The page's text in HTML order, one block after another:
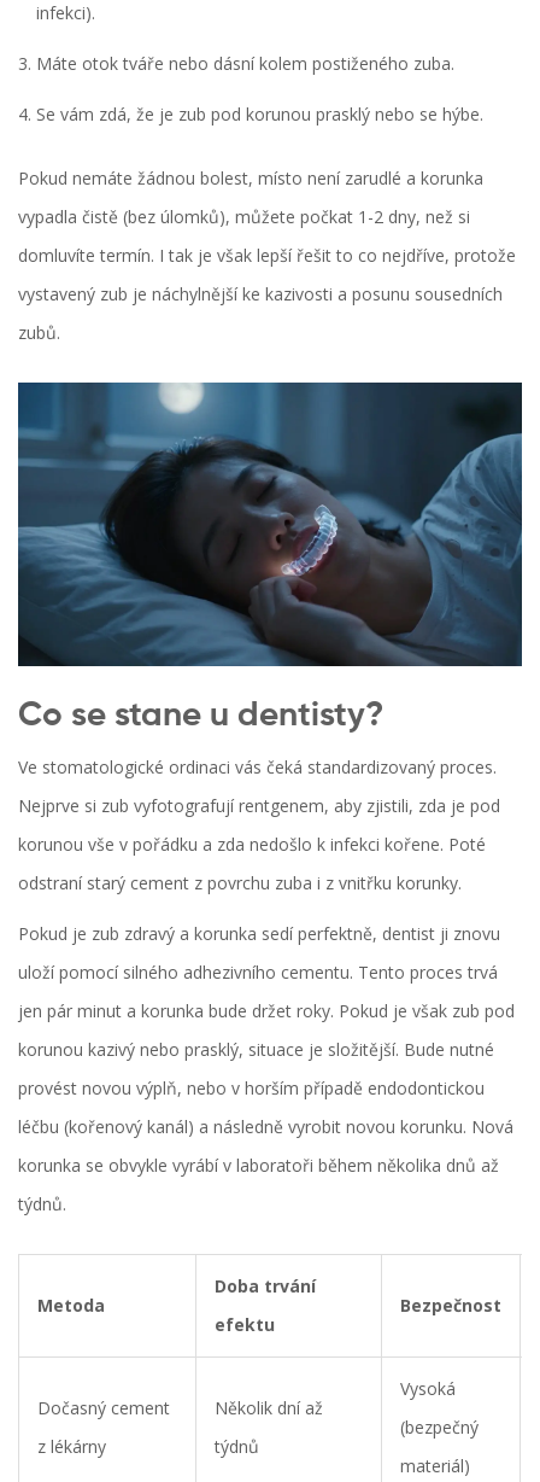
infekci).
Máte otok tváře nebo dásní kolem postiženého zuba.
Se vám zdá, že je zub pod korunou prasklý nebo se hýbe.
Pokud nemáte žádnou bolest, místo není zarudlé a korunka
vypadla čistě (bez úlomků), můžete počkat 1-2 dny, než si
domluvíte termín. I tak je však lepší řešit to co nejdříve, protože
vystavený zub je náchylnější ke kazivosti a posunu sousedních
zubů.
Co se stane u dentisty?
Ve stomatologické ordinaci vás čeká standardizovaný proces.
Nejprve si zub vyfotografují rentgenem, aby zjistili, zda je pod
korunou vše v pořádku a zda nedošlo k infekci kořene. Poté
odstraní starý cement z povrchu zuba i z vnitřku korunky.
Pokud je zub zdravý a korunka sedí perfektně, dentist ji znovu
uloží pomocí silného adhezivního cementu. Tento proces trvá
jen pár minut a korunka bude držet roky. Pokud je však zub pod
korunou kazivý nebo prasklý, situace je složitější. Bude nutné
provést novou výplň, nebo v horším případě endodontickou
léčbu (kořenový kanál) a následně vyrobit novou korunku. Nová
korunka se obvykle vyrábí v laboratoři během několika dnů až
týdnů.
Metoda
Doba trvání
efektu
Bezpečnost
Dočasný cement
z lékárny
Několik dní až
týdnů
Vysoká
(bezpečný
materiál)